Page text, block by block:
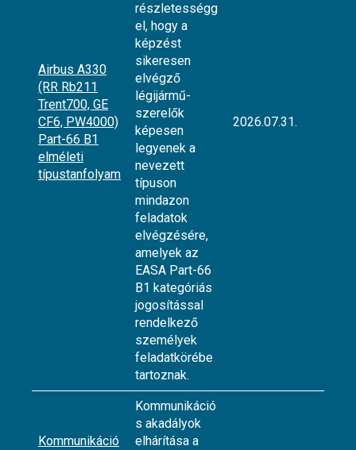
Airbus A330
(RR Rb211
Trent700, GE
CF6, PW4000)
Part-66 B1
elméleti
típustanfolyam
részletességg
el, hogy a
képzést
sikeresen
elvégző
légijármű-
szerelők
képesen
legyenek a
nevezett
típuson
mindazon
feladatok
elvégzésére,
amelyek az
EASA Part-66
B1 kategóriás
jogosítással
rendelkező
személyek
feladatkörébe
tartoznak.
2026.07.31.
Kommunikáció
Kommunikáció
s akadályok
elhárítása a